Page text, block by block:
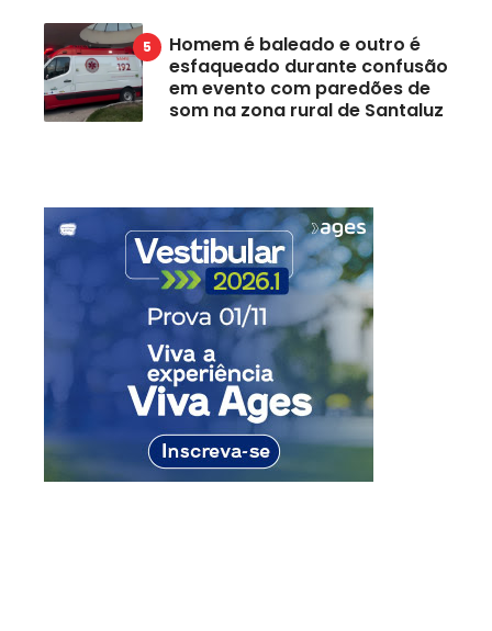
Homem é baleado e outro é
esfaqueado durante confusão
em evento com paredões de
som na zona rural de Santaluz